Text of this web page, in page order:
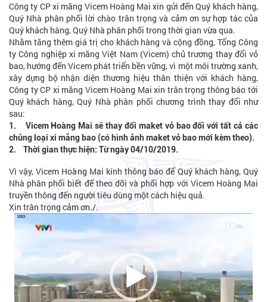
Công ty CP xi măng Vicem Hoàng Mai xin gửi đến Quý khách hàng,
Quý Nhà phân phối lời chào trân trọng và cảm ơn sự hợp tác của
Quý khách hàng, Quý Nhà phân phối trong thời gian vừa qua.
Nhằm tăng thêm giá trị cho khách hàng và cộng đồng, Tổng Công
ty Công nghiệp xi măng Việt Nam (Vicem) chủ trương thay đổi vỏ
bao, hướng đến Vicem phát triển bền vững, vì một môi trường xanh,
xây dựng bộ nhận diện thương hiệu thân thiện với khách hàng,
Công ty CP xi măng Vicem Hoàng Mai xin trân trọng thông báo tới
Quý khách hàng, Quý Nhà phân phối chương trình thay đổi như
sau:
1. Vicem Hoàng Mai sẽ thay đổi maket vỏ bao đối với tất cả các
chủng loại xi măng bao (có hình ảnh maket vỏ bao mới kèm theo).
2. Thời gian thực hiện: Từ ngày 04/10/2019.
Vì vậy, Vicem Hoàng Mai kính thông báo để Quý khách hàng, Quý
Nhà phân phối biết để theo dõi và phối hợp với Vicem Hoàng Mai
truyền thông đến người tiêu dùng một cách hiệu quả.
Xin trân trọng cảm ơn./.
Trình
chơi